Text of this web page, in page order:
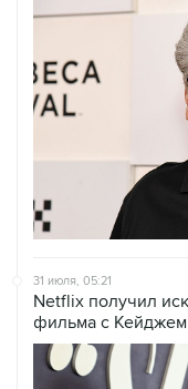
31 июля, 05:21
Netflix получил
фильма с Кейджем